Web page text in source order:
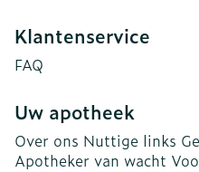
Klantenservice
FAQ
Uw apotheek
Over ons Nuttige links
Apotheker van wacht